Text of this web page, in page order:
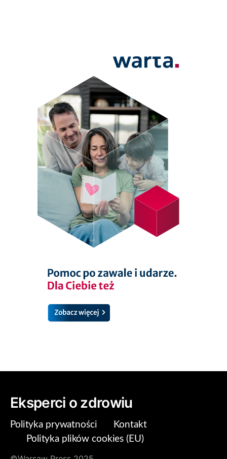
Eksperci o zdrowiu
Polityka prywatności
Kontakt
Polityka plików cookies (EU)